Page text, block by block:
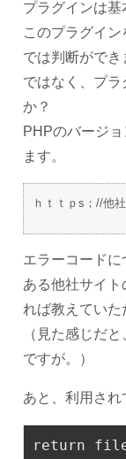
プラグインは
このプラグイ
では判断がで
ではなく、プラ
か？
PHPのバージ
ます。
ｈｔｔｐs；//他
エラーコード
ある他社サイ
れば教えていた
（見た感じだ
ですが。）
あと、利用され
return